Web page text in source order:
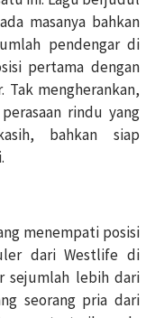
masanya bahkan
pendengar di
pertama dengan
Tak mengherankan,
rindu yang
bahkan siap
menempati posisi
dari Westlife di
sejumlah lebih dari
seorang pria dari